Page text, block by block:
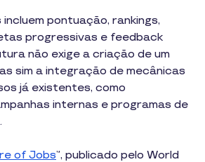
pontuação, rankings,
progressivas e feedback
não exige a criação de um
sim a integração de mecânicas
já existentes, como
internas e programas de
of Jobs”, publicado pelo World